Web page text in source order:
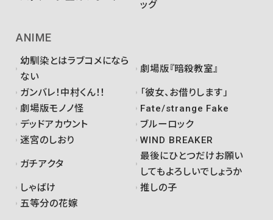
ッグ
ANIME
幼馴染とはラブコメになら
ない
劇場版『暗殺教室』
ガンバレ！中村くん！！
「彼女、お借りします」
劇場版モノノ怪
Fate/strange Fake
デッドアカウント
ブルーロック
迷宮のしおり
WIND BREAKER
ガチアクタ
最後にひとつだけお願い
してもよろしいでしょうか
しゃばけ
推しの子
五等分の花嫁